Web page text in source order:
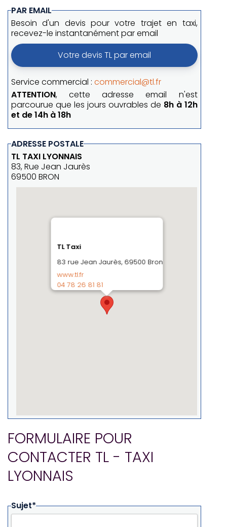
PAR EMAIL
Besoin d'un devis pour votre trajet en taxi,
recevez-le instantanément par email
Votre devis TL par email
Service commercial : commercial@tl.fr
ATTENTION, cette adresse email n'est
parcourue que les jours ouvrables de 8h à 12h
et de 14h à 18h
ADRESSE POSTALE
TL TAXI LYONNAIS
83, Rue Jean Jaurès
69500 BRON
TL Taxi
83 rue Jean Jaurès, 69500 Bron
www.tl.fr
04 78 26 81 81
FORMULAIRE POUR
CONTACTER TL - TAXI
LYONNAIS
Sujet*